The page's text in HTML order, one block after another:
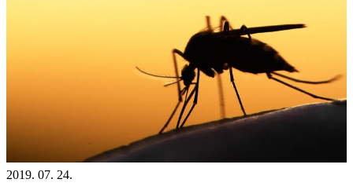
2019. 07. 24.